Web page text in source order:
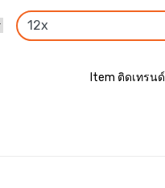
Item ติดเทรนด์